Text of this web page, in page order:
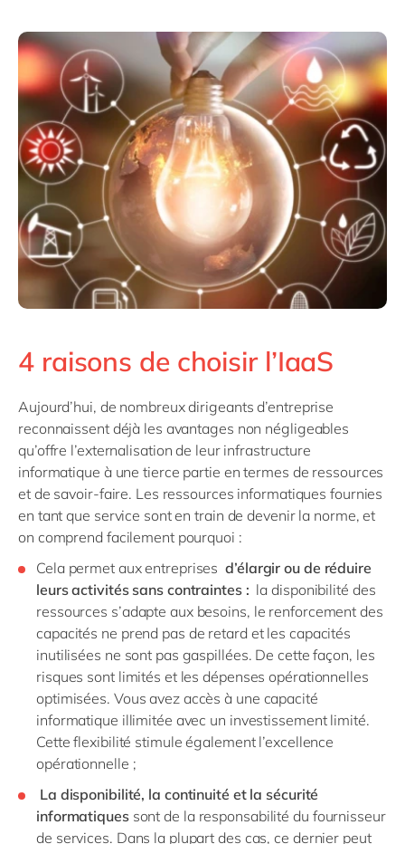
4 raisons de choisir l’IaaS
Aujourd’hui, de nombreux dirigeants d’entreprise
reconnaissent déjà les avantages non négligeables
qu’offre l’externalisation de leur infrastructure
informatique à une tierce partie en termes de ressources
et de savoir-faire. Les ressources informatiques fournies
en tant que service sont en train de devenir la norme, et
on comprend facilement pourquoi :
Cela permet aux entreprises d’élargir ou de réduire
leurs activités sans contraintes : la disponibilité des
ressources s’adapte aux besoins, le renforcement des
capacités ne prend pas de retard et les capacités
inutilisées ne sont pas gaspillées. De cette façon, les
risques sont limités et les dépenses opérationnelles
optimisées. Vous avez accès à une capacité
informatique illimitée avec un investissement limité.
Cette flexibilité stimule également l’excellence
opérationnelle ;
La disponibilité, la continuité et la sécurité
informatiquessont de la responsabilité du fournisseur
de services. Dans la plupart des cas, ce dernier peut